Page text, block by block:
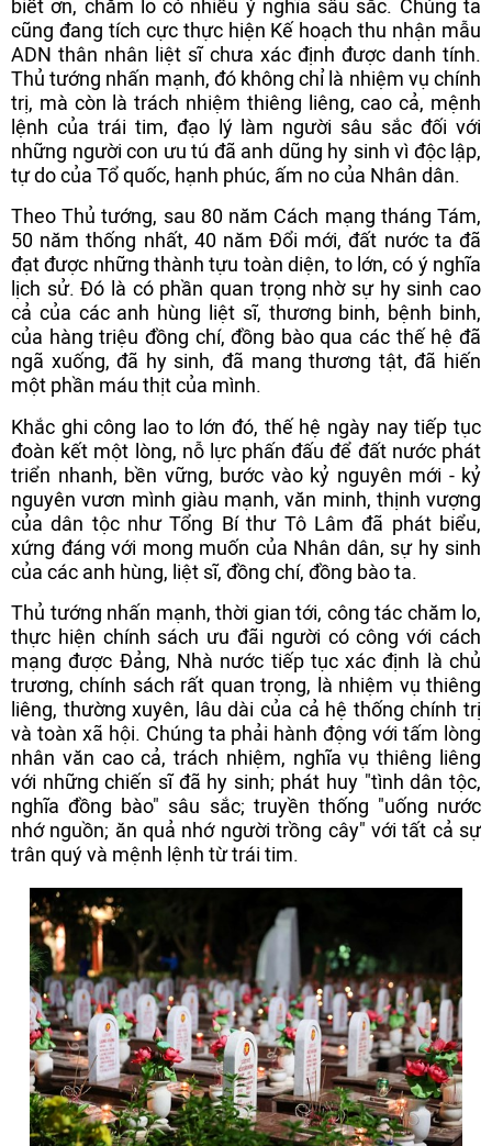
biết ơn, chăm lo có nhiều ý nghĩa sâu sắc. Chúng ta
cũng đang tích cực thực hiện Kế hoạch thu nhận mẫu
ADN thân nhân liệt sĩ chưa xác định được danh tính.
Thủ tướng nhấn mạnh, đó không chỉ là nhiệm vụ chính
trị, mà còn là trách nhiệm thiêng liêng, cao cả, mệnh
lệnh của trái tim, đạo lý làm người sâu sắc đối với
những người con ưu tú đã anh dũng hy sinh vì độc lập,
tự do của Tổ quốc, hạnh phúc, ấm no của Nhân dân.
Theo Thủ tướng, sau 80 năm Cách mạng tháng Tám,
50 năm thống nhất, 40 năm Đổi mới, đất nước ta đã
đạt được những thành tựu toàn diện, to lớn, có ý nghĩa
lịch sử. Đó là có phần quan trọng nhờ sự hy sinh cao
cả của các anh hùng liệt sĩ, thương binh, bệnh binh,
của hàng triệu đồng chí, đồng bào qua các thế hệ đã
ngã xuống, đã hy sinh, đã mang thương tật, đã hiến
một phần máu thịt của mình.
Khắc ghi công lao to lớn đó, thế hệ ngày nay tiếp tục
đoàn kết một lòng, nỗ lực phấn đấu để đất nước phát
triển nhanh, bền vững, bước vào kỷ nguyên mới - kỷ
nguyên vươn mình giàu mạnh, văn minh, thịnh vượng
của dân tộc như Tổng Bí thư Tô Lâm đã phát biểu,
xứng đáng với mong muốn của Nhân dân, sự hy sinh
của các anh hùng, liệt sĩ, đồng chí, đồng bào ta.
Thủ tướng nhấn mạnh, thời gian tới, công tác chăm lo,
thực hiện chính sách ưu đãi người có công với cách
mạng được Đảng, Nhà nước tiếp tục xác định là chủ
trương, chính sách rất quan trọng, là nhiệm vụ thiêng
liêng, thường xuyên, lâu dài của cả hệ thống chính trị
và toàn xã hội. Chúng ta phải hành động với tấm lòng
nhân văn cao cả, trách nhiệm, nghĩa vụ thiêng liêng
với những chiến sĩ đã hy sinh; phát huy "tình dân tộc,
nghĩa đồng bào" sâu sắc; truyền thống "uống nước
nhớ nguồn; ăn quả nhớ người trồng cây" với tất cả sự
trân quý và mệnh lệnh từ trái tim.